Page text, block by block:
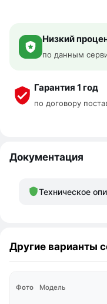
Низкий
по данным
Гарантия 1 год
по договору
Документация
Техническое
Другие варианты
Фото Модель